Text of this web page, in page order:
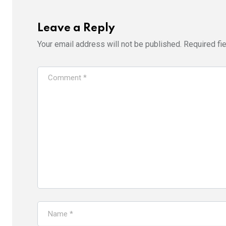
Leave a Reply
Your email address will not be published. Required